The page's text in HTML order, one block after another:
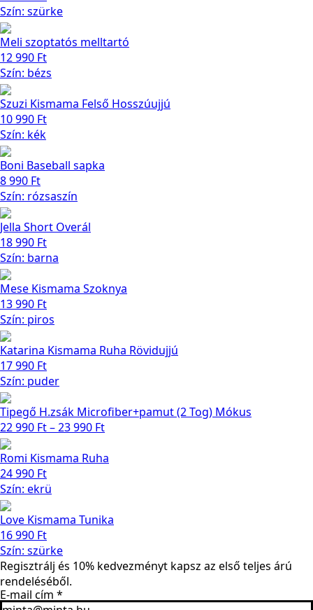
Szín: szürke
Meli szoptatós melltartó
12 990 Ft
Szín: bézs
Szuzi Kismama Felső Hosszúujjú
10 990 Ft
Szín: kék
Boni Baseball sapka
8 990 Ft
Szín: rózsaszín
Jella Short Overál
18 990 Ft
Szín: barna
Mese Kismama Szoknya
13 990 Ft
Szín: piros
Katarina Kismama Ruha Rövidujjú
17 990 Ft
Szín: puder
Tipegő H.zsák Microfiber+pamut (2 Tog) Mókus
22 990 Ft–23 990 FtÁrtartomány:
-
Romi Kismama Ruha
24 990 Ft
Szín: ekrü
Love Kismama Tunika
16 990 Ft
Szín: szürke
Regisztrálj és 10% kedvezményt kapsz az első teljes árú
rendeléséből.
E-mail cím *